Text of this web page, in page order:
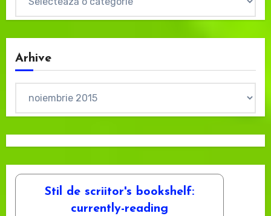
Arhive
Stil de scriitor's bookshelf:
currently-reading